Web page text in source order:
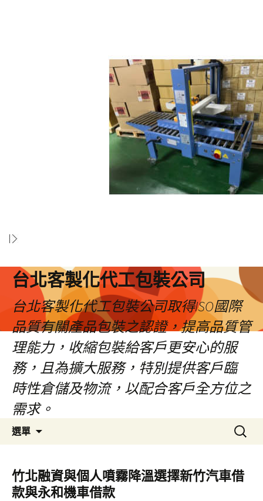
台北客製化代工包裝公司
台北客製化代工包裝公司取得ISO國際
品質有關產品包裝之認證，提高品質管
理能力，收縮包裝給客戶更安心的服
務，且為擴大服務，特別提供客戶臨
時性倉儲及物流，以配合客戶全方位之
需求。
選單
容
區
搜
尋
鍵
字:
竹北融資與個人噴霧降溫選擇新竹汽車借
款與永和機車借款